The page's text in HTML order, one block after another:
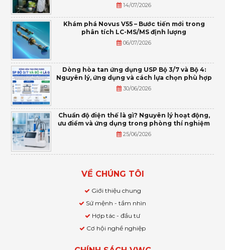
14/07/2026
Khám phá Novus V55 – Bước tiến mới trong
phân tích LC-MS/MS định lượng
06/07/2026
Dòng hòa tan ứng dụng USP Bộ 3/7 và Bộ 4:
Nguyên lý, ứng dụng và cách lựa chọn phù hợp
30/06/2026
Chuẩn độ điện thế là gì? Nguyên lý hoạt động,
ưu điểm và ứng dụng trong phòng thí nghiệm
25/06/2026
VỀ CHÚNG TÔI
Giới thiệu chung
Sứ mệnh - tầm nhìn
Hợp tác - đầu tư
Cơ hội nghề nghiệp